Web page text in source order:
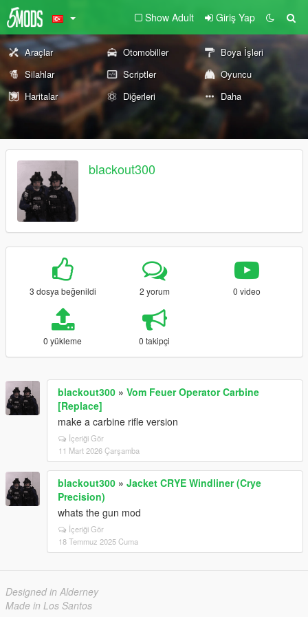
Show Adult Giriş Yap
Araçlar Otomobiller
Boya İşleri
Silahlar
Scriptler
Oyuncu
Haritalar
Diğerleri Daha
blackout300
3 dosya beğenildi 2 yorum 0 video
0 yükleme 0 takipçi
blackout300 » Vom Feuer Operator Carbine
[Replace]
make a carbine rifle version
İçeriği Gör
11 Mart 2026 Çarşamba
blackout300 » Jacket CRYE Windliner (Crye
Precision)
whats the gun mod
İçeriği Gör
18 Temmuz 2025 Cuma
Designed in Alderney
Made in Los Santos